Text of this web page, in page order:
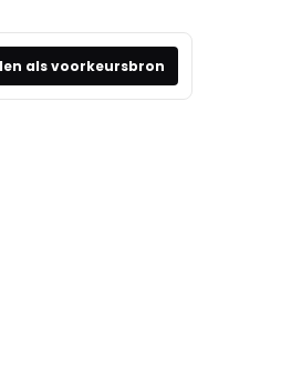
als voorkeursbron